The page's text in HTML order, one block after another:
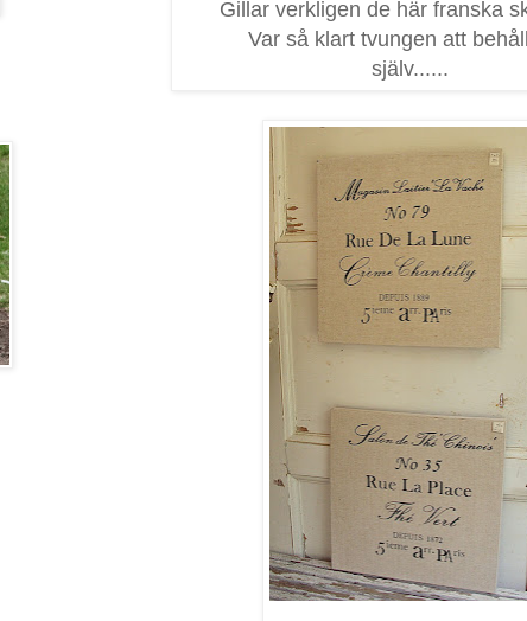
Gillar verkligen de här franska
Var så klart tvungen att
själv......